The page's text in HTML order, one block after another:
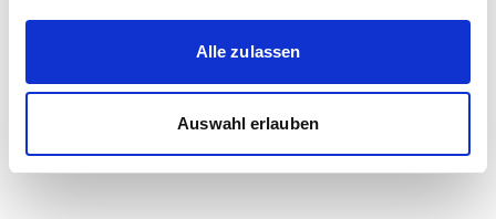
Alle zulassen
Auswahl erlauben